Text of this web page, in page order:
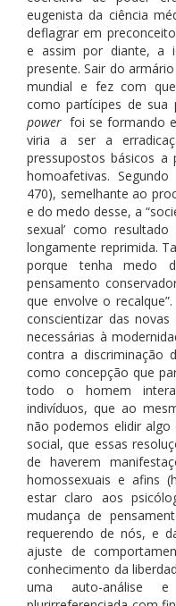
eugenista da ciência
deflagrar em
e assim por diante, a
presente. Sair do
mundial e fez com
como partícipes de sua
power foi se formando
viria a ser a
pressupostos básicos a
homoafetivas.
470), semelhante ao
e do medo desse, a
sexual’ como
longamente reprimida.
porque tenha medo
pensamento
que envolve o
conscientizar das
necessárias à
contra a discriminação
como concepção que
todo o homem
indivíduos, que ao
não podemos elidir
social, que essas
de haverem
homossexuais e afins
estar claro aos
mudança de
requerendo de nós, e
ajuste de
conhecimento da
uma auto-análise